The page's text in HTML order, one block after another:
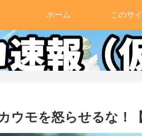
ホーム このサ
ウモを怒らせるな！